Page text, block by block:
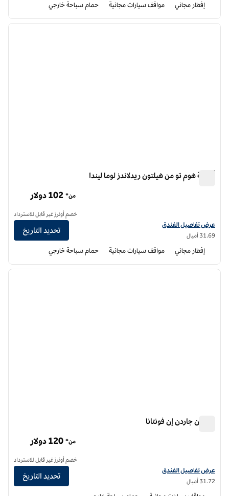
إفطار مجاني مواقف سيارات مجانية حمام سباحة خارجي
1 من 12
الصورة
أجنحة هوم تو من هيلتون ريدلاندز لوما ليندا
عرض تفاصيل الفندق أجنحة هوم تو من هيلتون ريدلاندز لوما ليندا
عرض تفاصيل الفندق
31.69 أميال
من* 102 دولار
خصم أونرز غير قابل للاسترداد
تحديد التاريخ
إفطار مجاني مواقف سيارات مجانية حمام سباحة خارجي
1 من 12
الصورة
هيلتون جاردن إن فونتانا
عرض تفاصيل الفندق لفندق فنادق هيلتون جاردن إن فونتانا
عرض تفاصيل الفندق
31.72 أميال
من* 120 دولار
خصم أونرز غير قابل للاسترداد
تحديد التاريخ